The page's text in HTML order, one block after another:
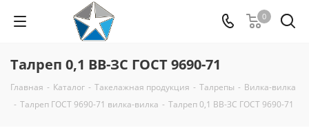
0
Талреп 0,1 ВВ-ЗС ГОСТ 9690-71
Главная - Каталог - Такелажная продукция - Талрепы - Вилка-вилка
- Талреп ГОСТ 9690-71 вилка-вилка - Талреп 0,1 ВВ-ЗС ГОСТ 9690-71